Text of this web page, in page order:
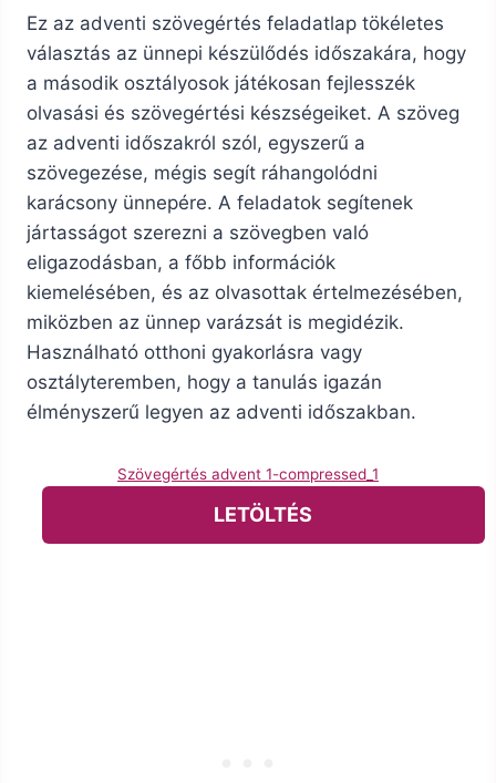
Ez az adventi szövegértés feladatlap tökéletes
választás az ünnepi készülődés időszakára, hogy
a második osztályosok játékosan fejlesszék
olvasási és szövegértési készségeiket. A szöveg
az adventi időszakról szól, egyszerű a
szövegezése, mégis segít ráhangolódni
karácsony ünnepére. A feladatok segítenek
jártasságot szerezni a szövegben való
eligazodásban, a főbb információk
kiemelésében, és az olvasottak értelmezésében,
miközben az ünnep varázsát is megidézik.
Használható otthoni gyakorlásra vagy
osztályteremben, hogy a tanulás igazán
élményszerű legyen az adventi időszakban.
Szövegértés advent 1-compressed_1
LETÖLTÉS